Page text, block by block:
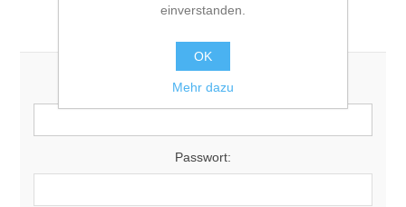
E-Mail:
Passwort:
einverstanden.
OK
Mehr dazu